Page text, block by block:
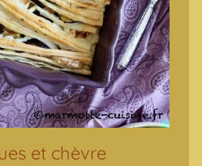
et chèvre